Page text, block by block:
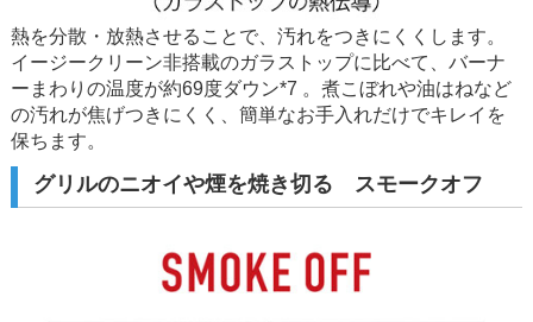
熱を分散・放熱させることで、汚れをつきにくくします。
イージークリーン非搭載のガラストップに比べて、バーナ
ーまわりの温度が約69度ダウン*7 。煮こぼれや油はねなど
の汚れが焦げつきにくく、簡単なお手入れだけでキレイを
保ちます。
グリルのニオイや煙を焼き切る スモークオフ